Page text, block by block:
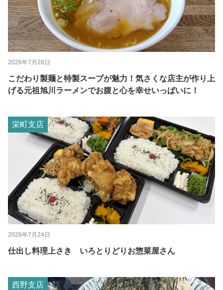
2026年7月28日
こだわり製麺と特製スープが魅力！気さくな店主が作り上
げる元祖旭川ラーメンでお腹と心を幸せいっぱいに！
栄町支店
2026年7月24日
仕出し料理上さき いろとりどりお惣菜屋さん
西野支店